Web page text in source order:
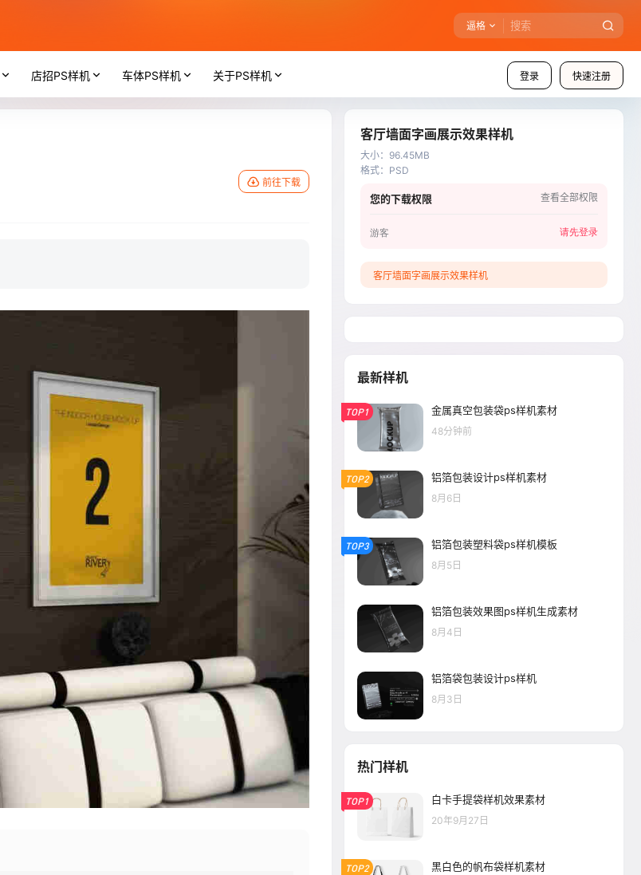
逼格
登录 快速注册
店招PS样机 车体PS样机 关于PS样机
前往下载
客厅墙面字画展示效果样机
大小： 96.45MB
格式： PSD
您的下载权限 查看全部权限
游客 请先登录
客厅墙面字画展示效果样机
最新样机
TOP1 金属真空包装袋ps样机素材
48分钟前
TOP2 铝箔包装设计ps样机素材
8月6日
TOP3 铝箔包装塑料袋ps样机模板
8月5日
铝箔包装效果图ps样机生成素材
8月4日
铝箔袋包装设计ps样机
8月3日
热门样机
TOP1 白卡手提袋样机效果素材
20年9月27日
TOP2 黑白色的帆布袋样机素材